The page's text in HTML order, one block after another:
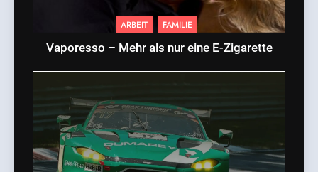
ARBEIT FAMILIE
Vaporesso – Mehr als nur eine E-Zigarette